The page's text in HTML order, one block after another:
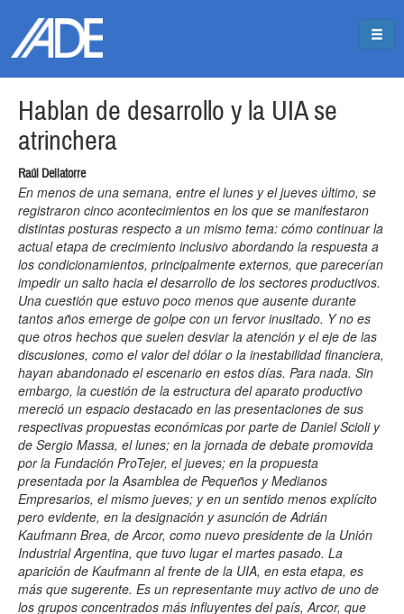
Hablan de desarrollo y la UIA se
atrinchera
Raúl Dellatorre
En menos de una semana, entre el lunes y el jueves último, se
registraron cinco acontecimientos en los que se manifestaron
distintas posturas respecto a un mismo tema: cómo continuar la
actual etapa de crecimiento inclusivo abordando la respuesta a
los condicionamientos, principalmente externos, que parecerían
impedir un salto hacia el desarrollo de los sectores productivos.
Una cuestión que estuvo poco menos que ausente durante
tantos años emerge de golpe con un fervor inusitado. Y no es
que otros hechos que suelen desviar la atención y el eje de las
discusiones, como el valor del dólar o la inestabilidad financiera,
hayan abandonado el escenario en estos días. Para nada. Sin
embargo, la cuestión de la estructura del aparato productivo
mereció un espacio destacado en las presentaciones de sus
respectivas propuestas económicas por parte de Daniel Scioli y
de Sergio Massa, el lunes; en la jornada de debate promovida
por la Fundación ProTejer, el jueves; en la propuesta
presentada por la Asamblea de Pequeños y Medianos
Empresarios, el mismo jueves; y en un sentido menos explícito
pero evidente, en la designación y asunción de Adrián
Kaufmann Brea, de Arcor, como nuevo presidente de la Unión
Industrial Argentina, que tuvo lugar el martes pasado. La
aparición de Kaufmann al frente de la UIA, en esta etapa, es
más que sugerente. Es un representante muy activo de uno de
los grupos concentrados más influyentes del país, Arcor, que